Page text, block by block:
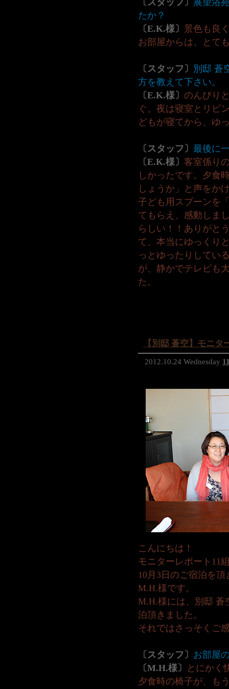
〔スタッフ〕 展望浴
たか？
〔E.K.様〕 景色も良
お部屋からは、とて
〔スタッフ〕 別邸 蒼
方を教えて下さい。
〔E.K.様〕 のんびり
ぐ。夜は寝室とリビ
どもが寝てから、ゆ
〔スタッフ〕 最後に
〔E.K.様〕 客室係り
しかったです。夕食
しょうか」と声をか
子ども用スプーンを
てもらえ、感動しま
らしい！！ありがと
て、本当にゆっくり
っとゆったりしてい
が、静かでテレビも
た。
【別邸 蒼空】モニタ
2012.10.24 Wednesday
こんにちは！
モニターレポート11
10月3日のご宿泊を
M.H.様です。
M.H.様には、別邸 蒼
泊頂きました。
それではさっそくご
〔スタッフ〕 お部屋
〔M.H.様〕
とにかく
夕食時の椅子が、も